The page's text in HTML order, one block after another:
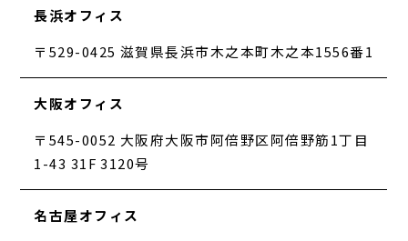
長浜オフィス
〒529-0425 滋賀県長浜市木之本町木之本1556番1
大阪オフィス
〒545-0052 大阪府大阪市阿倍野区阿倍野筋1丁目
1-43 31F 3120号
名古屋オフィス